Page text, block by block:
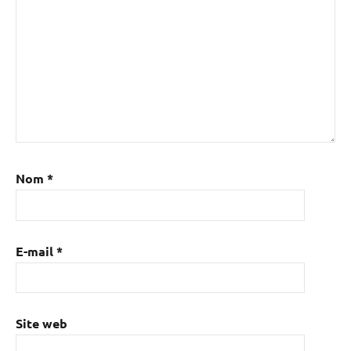
Nom *
E-mail*
Site web